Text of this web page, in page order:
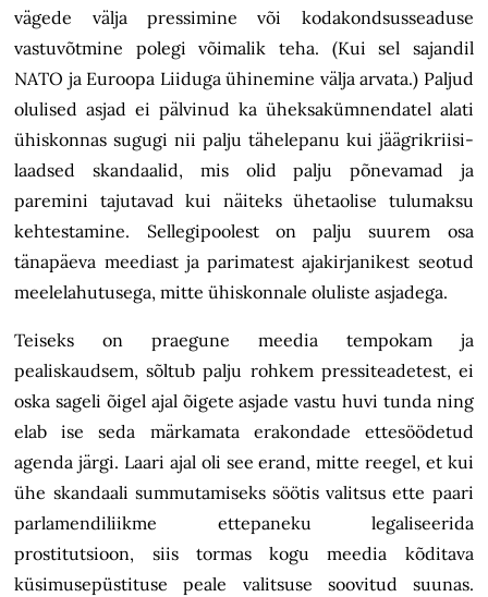
vägede välja pressimine või kodakondsusseaduse
vastuvõtmine polegi võimalik teha. (Kui sel sajandil
NATO ja Euroopa Liiduga ühinemine välja arvata.) Paljud
olulised asjad ei pälvinud ka üheksakümnendatel alati
ühiskonnas sugugi nii palju tähelepanu kui jäägrikriisi-
laadsed skandaalid, mis olid palju põnevamad ja
paremini tajutavad kui näiteks ühetaolise tulumaksu
kehtestamine. Sellegipoolest on palju suurem osa
tänapäeva meediast ja parimatest ajakirjanikest seotud
meelelahutusega, mitte ühiskonnale oluliste asjadega.
Teiseks on praegune meedia tempokam ja
pealiskaudsem, sõltub palju rohkem pressiteadetest, ei
oska sageli õigel ajal õigete asjade vastu huvi tunda ning
elab ise seda märkamata erakondade ettesöödetud
agenda järgi. Laari ajal oli see erand, mitte reegel, et kui
ühe skandaali summutamiseks söötis valitsus ette paari
parlamendiliikme ettepaneku legaliseerida
prostitutsioon, siis tormas kogu meedia kõditava
küsimusepüstituse peale valitsuse soovitud suunas.